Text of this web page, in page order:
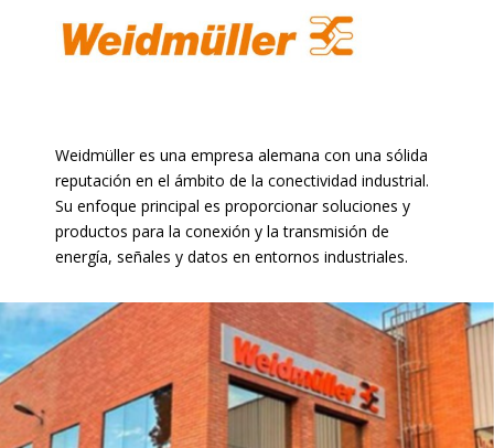
Weidmüller es una empresa alemana con una sólida
reputación en el ámbito de la conectividad industrial.
Su enfoque principal es proporcionar soluciones y
productos para la conexión y latransmisión de
energía, señales y datos en entornos industriales.